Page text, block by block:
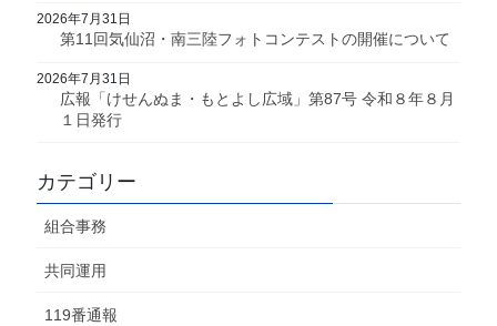
第11回気仙沼・南三陸フォトコンテストの開催について
2026年7月31日
広報「けせんぬま・もとよし広域」第87号 令和８年８月
１日発行
2026年7月31日
カテゴリー
組合事務
共同運用
119番通報